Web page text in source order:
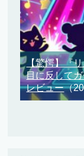
【驚愕】『
目に反して
レビュー（